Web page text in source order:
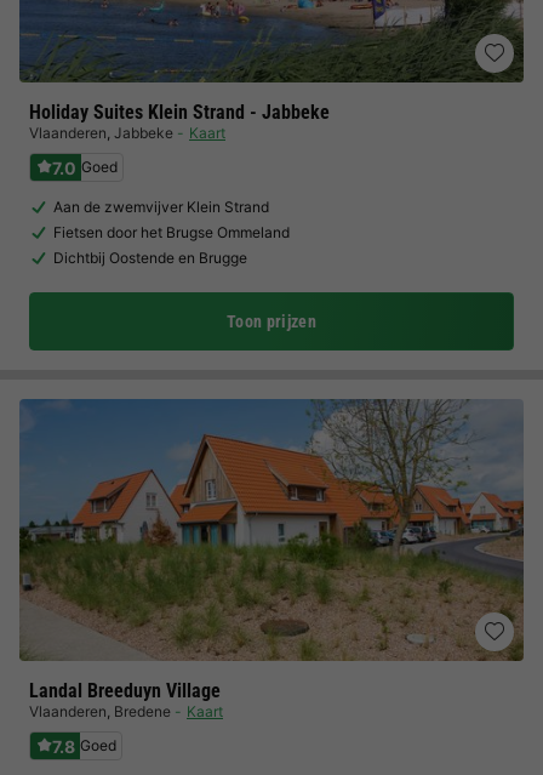
Holiday Suites Klein Strand - Jabbeke
Vlaanderen, Jabbeke Kaart
7.0 Goed
Aan de zwemvijver Klein Strand
Fietsen door het Brugse Ommeland
Dichtbij Oostende en Brugge
Toon prijzen
Landal Breeduyn Village
Vlaanderen, Bredene Kaart
7.8 Goed